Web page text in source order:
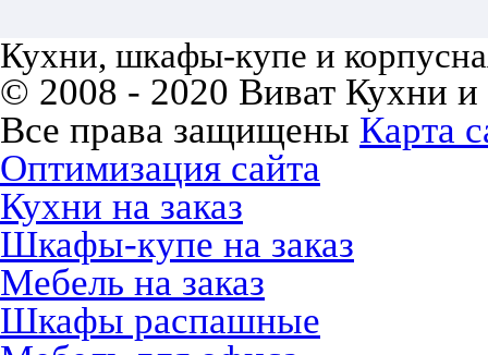
Кухни, шкафы-купе и
© 2008 - 2020 Виват Кухни
Все права защищены Карта
Оптимизация сайта
Кухни на заказ
Шкафы-купе на заказ
Мебель на заказ
Шкафы распашные